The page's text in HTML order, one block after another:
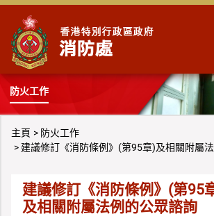
跳到內容
防火工作
主頁
防火工作
建議修訂《消防條例》(第95章)及相關附屬
建議修訂《消防條例》(第95
及相關附屬法例的公眾諮詢